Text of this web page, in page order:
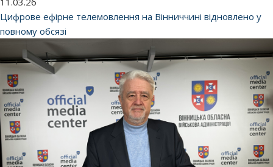
Цифрове ефірне телемовлення на Вінниччині відновлено у
повному обсязі